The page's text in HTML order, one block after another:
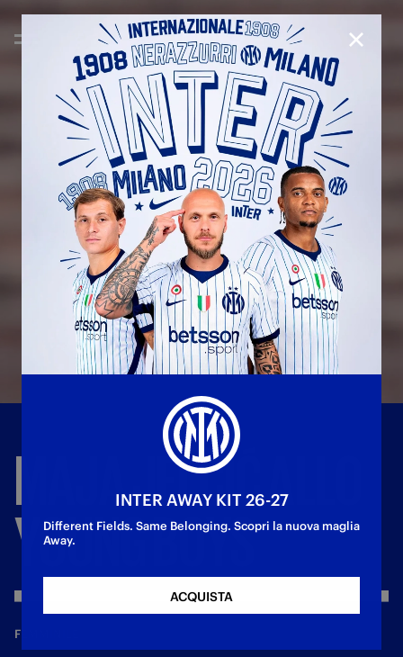
MAJAJELČIĆALLO
YOUNGBOYS
FEMMINILE
INTER AWAY KIT 26-27
Different Fields. Same Belonging. Scopri la nuova maglia
Away.
ACQUISTA